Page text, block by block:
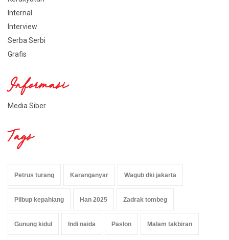
Internal
Interview
Serba Serbi
Grafis
Informasi
Media Siber
Tags
Petrus turang Karanganyar Wagub dki jakarta
Pilbup kepahiang Han 2025 Zadrak tombeg
Gunung kidul Indi naida Paslon Malam takbiran